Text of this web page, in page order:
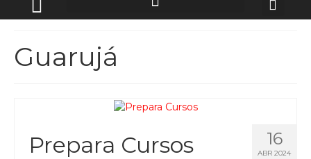
Guarujá
16
ABR 2024
Prepara Cursos